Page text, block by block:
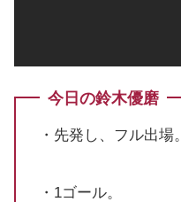
今日の鈴木優磨
・先発し、フル出場。
・1ゴール。